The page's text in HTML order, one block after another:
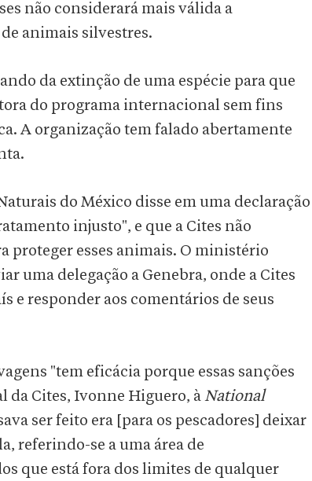
não considerará mais válida a
animais silvestres.
da extinção de uma espécie para que
do programa internacional sem fins
A organização tem falado abertamente
do México disse em uma declaração
injusto", e que a Cites não
proteger esses animais. O ministério
uma delegação a Genebra, onde a Cites
e responder aos comentários de seus
"tem eficácia porque essas sanções
da Cites, Ivonne Higuero, àNational
ser feito era [para os pescadores] deixar
referindo-se a uma área de
que está fora dos limites de qualquer